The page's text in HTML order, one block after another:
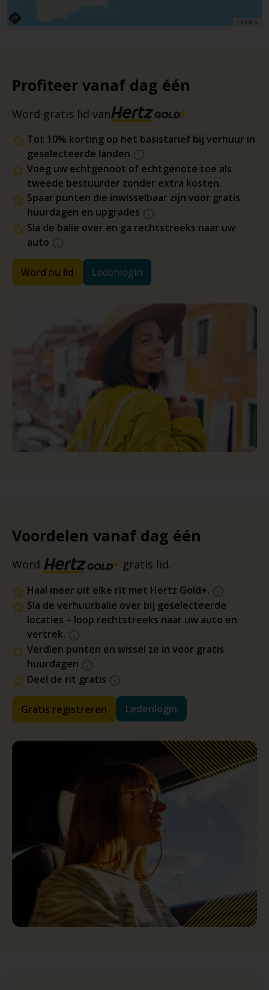
Profiteer vanaf dag één
Word gratis lid van
Tot 10% korting op het basistarief bij verhuur in
geselecteerde landen
Voeg uw echtgenoot of echtgenote toe als
tweede bestuurder zonder extra kosten.
Spaar punten die inwisselbaar zijn voor gratis
huurdagen en upgrades
Sla de balie over en ga rechtstreeks naar uw
auto
Word nu lid Ledenlogin
Voordelen vanaf dag één
Word gratis lid.
Haal meer uit elke rit met Hertz Gold+.
Sla de verhuurbalie over bij geselecteerde
locaties – loop rechtstreeks naar uw auto en
vertrek.
Verdien punten en wissel ze in voor gratis
huurdagen
Deel de rit gratis
Gratis registreren Ledenlogin